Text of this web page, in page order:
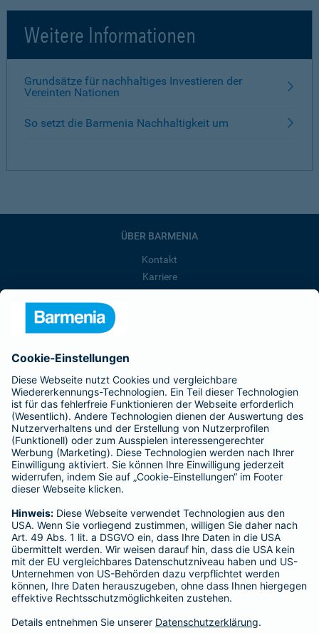
Weitere Informationen
Grundsätze für nachhaltiges Investieren der
Vereinten Nationen
So setzt die Barmenia Nachhaltigkeit um
ÜBER BARMENIA
Kontakt
Karriere
Barmenia ist Teil der BarmeniaGothaer
BELIEBTE SEITEN
Kranken-Zusatzversicherung
Tierversicherungen
Haftpflichtversicherung
Hausratversicherung
Adresse ändern
Schaden melden
Kilometerstandsmeldung
Serviceübersicht